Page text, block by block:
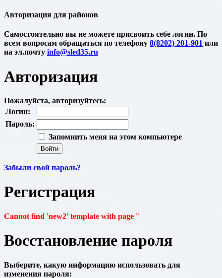
Авторизация для районов
Cамостоятельно вы не можете присвоить себе логин. По
всем вопросам обращаться по телефону 8(8202) 201-901 или
на эл.почту
Авторизация
Пожалуйста, авторизуйтесь:
Логин:
Пароль:
Запомнить меня на этом компьютере
Забыли свой пароль?
Регистрация
Cannot find 'new2' template with page ''
Восстановление пароля
Выберите, какую информацию использовать для
изменения пароля: